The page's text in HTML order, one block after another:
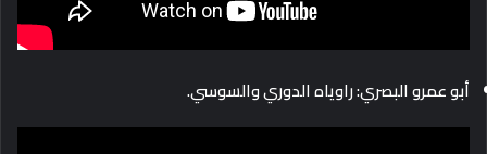
أبو عمرو البصري: راوياه الدوري والسوسي.